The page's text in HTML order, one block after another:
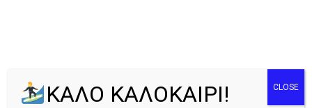
Tag: 11 Σεπτέμβρη
ΚΑΛΟ ΚΑΛΟΚΑΙΡΙ! CLOSE